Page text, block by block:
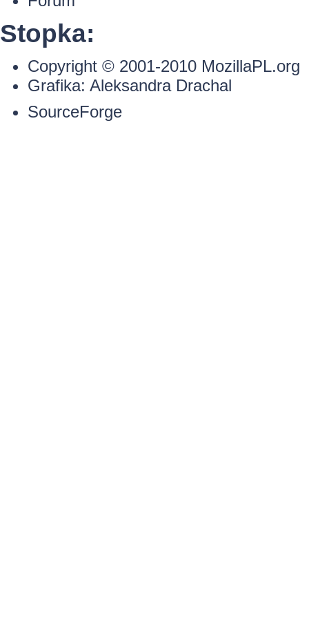
Stopka:
Copyright © 2001-2010 MozillaPL.org
Grafika: Aleksandra Drachal
SourceForge